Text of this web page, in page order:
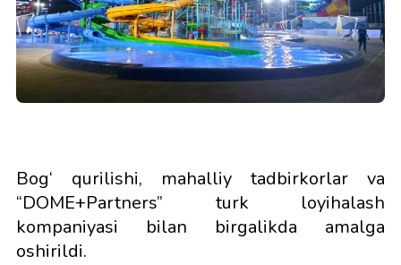
Bog‘ qurilishi, mahalliy tadbirkorlar va
“DOME+Partners” turk loyihalash
kompaniyasi bilan birgalikda amalga
oshirildi.